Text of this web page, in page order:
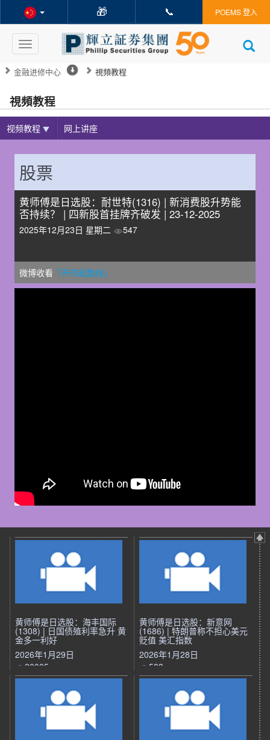
🎁 📞 POEMS 登入
Toggle
navigation
金融进修中心 視頻教程
視頻教程
视频教程 网上讲座
股票
黄师傅是日选股：耐世特(1316) | 新消费股升势能
否持续？ | 四新股首挂牌齐破发 | 23-12-2025
2025年12月23日 星期二 547
微博收看 「开市起跑线」
黄师傅是日选股：海丰国际
(1308) | 日国债殖利率急升 黄
金多一利好
2026年1月29日
20005
黄师傅是日选股：新意网
(1686) | 特朗普称不担心美元
贬值 美汇指数
2026年1月28日
588